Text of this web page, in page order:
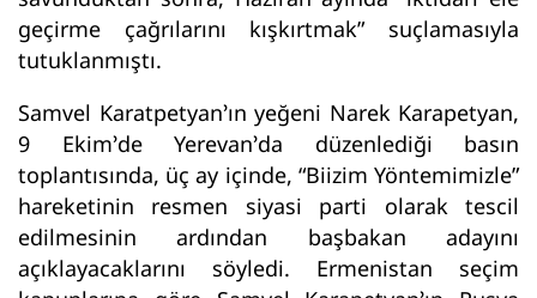
geçirme çağrılarını kışkırtmak” suçlamasıyla
tutuklanmıştı.
Samvel Karatpetyan’ın yeğeni Narek Karapetyan,
9 Ekim’de Yerevan’da düzenlediği basın
toplantısında, üç ay içinde, “Biizim Yöntemimizle”
hareketinin resmen siyasi parti olarak tescil
edilmesinin ardından başbakan adayını
açıklayacaklarını söyledi. Ermenistan seçim